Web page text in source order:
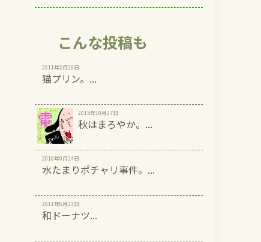
こんな投稿も
2011年2月26日
猫プリン。...
2015年10月27日
秋はまろやか。...
2010年9月24日
水たまりポチャリ事件。...
2011年6月23日
和ドーナツ...